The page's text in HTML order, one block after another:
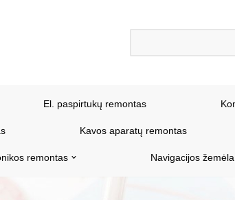
El. paspirtukų remontas
Kavos aparatų remontas
remontas Navigacijos